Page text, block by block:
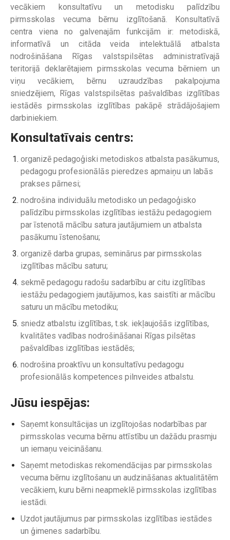
vecākiem konsultatīvu un metodisku palīdzību
pirmsskolas vecuma bērnu izglītošanā. Konsultatīvā
centra viena no galvenajām funkcijām ir: metodiskā,
informatīvā un citāda veida intelektuālā atbalsta
nodrošināšana Rīgas valstspilsētas administratīvajā
teritorijā deklarētajiem pirmsskolas vecuma bērniem un
viņu vecākiem, bērnu uzraudzības pakalpojuma
sniedzējiem, Rīgas valstspilsētas pašvaldības izglītības
iestādēs pirmsskolas izglītības pakāpē strādājošajiem
darbiniekiem.
Konsultatīvais centrs:
organizē pedagoģiski metodiskos atbalsta pasākumus,
pedagogu profesionālās pieredzes apmaiņu un labās
prakses pārnesi;
nodrošina individuālu metodisko un pedagoģisko
palīdzību pirmsskolas izglītības iestāžu pedagogiem
par īstenotā mācību satura jautājumiem un atbalsta
pasākumu īstenošanu;
organizē darba grupas, seminārus par pirmsskolas
izglītības mācību saturu;
sekmē pedagogu radošu sadarbību ar citu izglītības
iestāžu pedagogiem jautājumos, kas saistīti ar mācību
saturu un mācību metodiku;
sniedz atbalstu izglītības, t.sk. iekļaujošās izglītības,
kvalitātes vadības nodrošināšanai Rīgas pilsētas
pašvaldības izglītības iestādēs;
nodrošina proaktīvu un konsultatīvu pedagogu
profesionālās kompetences pilnveides atbalstu.
Jūsu iespējas:
Saņemt konsultācijas un izglītojošas nodarbības par
pirmsskolas vecuma bērnu attīstību un dažādu prasmju
un iemaņu veicināšanu.
Saņemt metodiskas rekomendācijas par pirmsskolas
vecuma bērnu izglītošanu un audzināšanas aktualitātēm
vecākiem, kuru bērni neapmeklē pirmsskolas izglītības
iestādi.
Uzdot jautājumus par pirmsskolas izglītības iestādes
un ģimenes sadarbību.